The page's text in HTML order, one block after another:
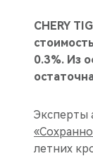
CHERY
0.3%. Из
Эксперты
летних